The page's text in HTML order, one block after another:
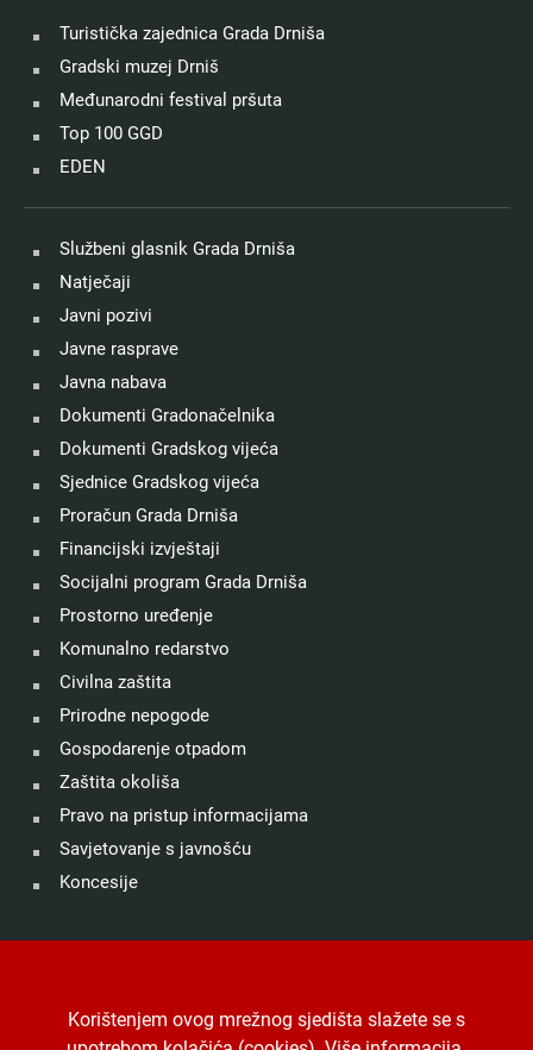
Turistička zajednica Grada Drniša
Gradski muzej Drniš
Međunarodni festival pršuta
Top 100 GGD
EDEN
Službeni glasnik Grada Drniša
Natječaji
Javni pozivi
Javne rasprave
Javna nabava
Dokumenti Gradonačelnika
Dokumenti Gradskog vijeća
Sjednice Gradskog vijeća
Proračun Grada Drniša
Financijski izvještaji
Socijalni program Grada Drniša
Prostorno uređenje
Komunalno redarstvo
Civilna zaštita
Prirodne nepogode
Gospodarenje otpadom
Zaštita okoliša
Pravo na pristup informacijama
Savjetovanje s javnošću
Koncesije
Digitalna pristupačnost.Jedinstveni digitalni pristupnik
Korištenjem ovog mrežnog sjedišta slažete se s